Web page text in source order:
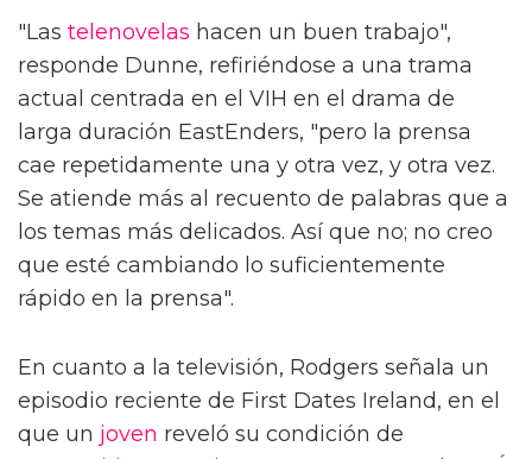
"Las telenovelas hacen un buen trabajo",
responde Dunne, refiriéndose a una trama
actual centrada en el VIH en el drama de
larga duración EastEnders, "pero la prensa
cae repetidamente una y otra vez, y otra vez.
Se atiende más al recuento de palabras que a
los temas más delicados. Así que no; no creo
que esté cambiando lo suficientemente
rápido en la prensa".
En cuanto a la televisión, Rodgers señala un
episodio reciente de First Dates Ireland, en el
que un joven reveló su condición de